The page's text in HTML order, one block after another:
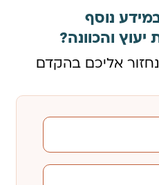
במידע נוסף
יעוץ והכוונה?
אליכם בהקדם